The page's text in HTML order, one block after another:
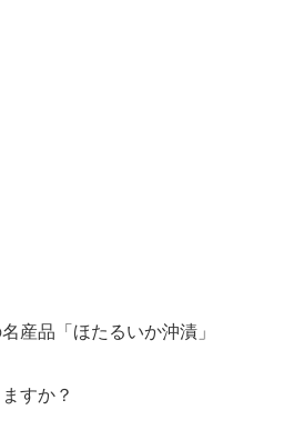
産品「ほたるいか沖漬」
すか？